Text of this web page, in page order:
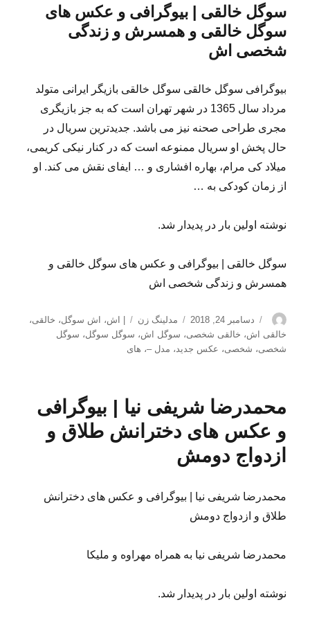
سوگل خالقی | بیوگرافی و عکس های
سوگل خالقی و همسرش و زندگی
شخصی اش
بیوگرافی سوگل خالقی سوگل خالقی بازیگر ایرانی متولد
مرداد سال 1365 در شهر تهران است که به جز بازیگری
مجری طراحی صحنه نیز می باشد. جدیدترین سریال در
حال پخش او سریال ممنوعه است که در کنار نیکی کریمی،
میلاد کی مرام، بهاره افشاری و … ایفای نقش می کند. او
از زمان کودکی به …
نوشته اولین بار در پدیدار شد.
سوگل خالقی | بیوگرافی و عکس های سوگل خالقی و
همسرش و زندگی شخصی اش
نویسنده
ارسال
شده
در
دسامبر 24, 2018 دسته‌ها
مدلینگ زن برچسب‌ها
| اش، اش سوگل، خالقی،
خالقی اش، خالقی شخصی، سوگل اش، سوگل سوگل، سوگل
شخصی، شخصی، عکس جدید، مدل –، های
محمدرضا شریفی نیا | بیوگرافی
و عکس های دخترانش طلاق و
ازدواج دومش
محمدرضا شریفی نیا | بیوگرافی و عکس های دخترانش
طلاق و ازدواج دومش
محمدرضا شریفی نیا به همراه مهراوه و ملیکا
نوشته اولین بار در پدیدار شد.